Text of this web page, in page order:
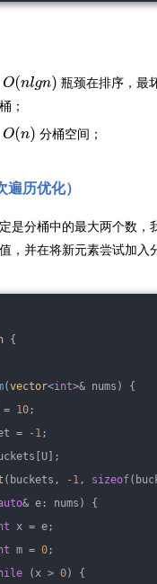
瓶颈在排序，最
；
分桶空间；
历优化）
是分桶中的最大两个数，
，并在将新元素尝试加入
{
(vector<int>& nums)
{
= 10;
= -1;
(buckets, -1, sizeof
& e: nums) {
x = e;
m = 0;
(x > 0) {